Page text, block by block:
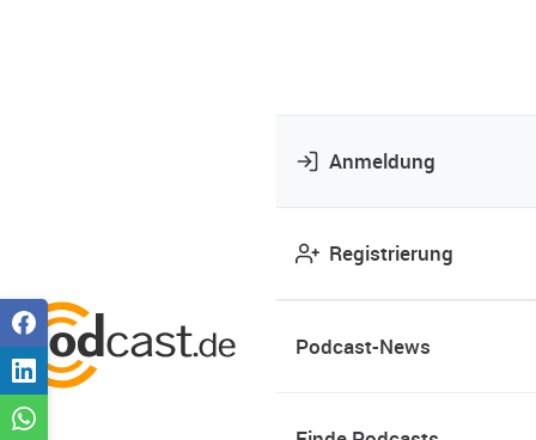
Anmeldung
Registrierung
Podcast-News